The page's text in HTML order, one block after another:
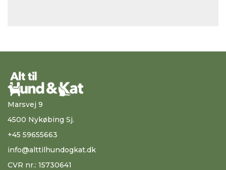
Marsvej 9
4500 Nykøbing Sj.
+45 59655663
info@alttilhundogkat.dk
CVR nr.: 15730641